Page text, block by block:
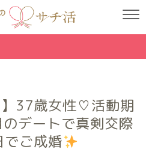
】37歳女性♡活動期
デートで真剣交際
ご成婚